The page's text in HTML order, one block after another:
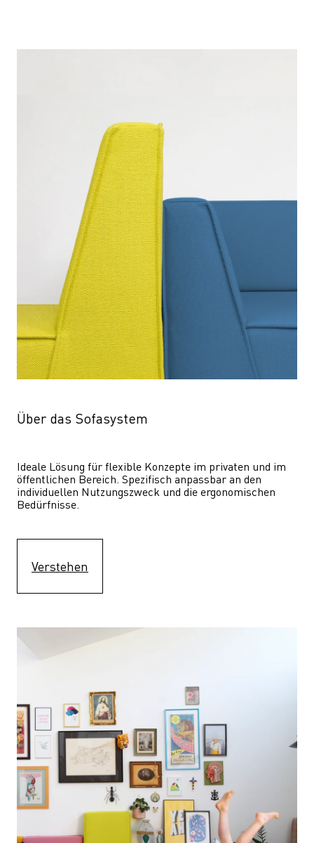
Über das Sofasystem
Ideale Lösung für flexible Konzepte im privaten und im
öffentlichen Bereich. Spezifisch anpassbar an den
individuellen Nutzungszweck und die ergonomischen
Bedürfnisse.
Verstehen